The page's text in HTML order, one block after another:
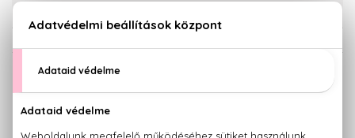
KISZERELÉS KIVÁLASZTÁSA